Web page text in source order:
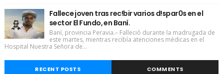
Fallece joven tras rec!bir varios d!spar0s en el
sector El Fundo, en Baní.
Baní, provincia Peravia.– Falleció durante la madrugada de
este martes, mientras recibía atenciones médicas en el
Hospital Nuestra Señora de...
RECENT POSTS COMMENTS